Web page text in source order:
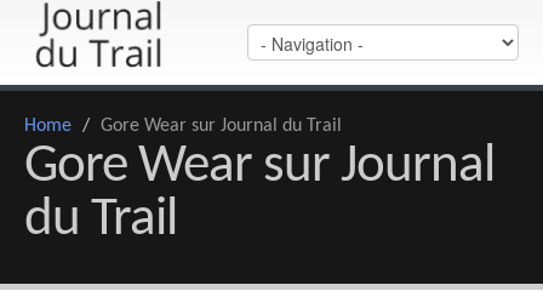
Home / Gore Wear sur Journal du Trail
Gore Wear sur Journal
du Trail